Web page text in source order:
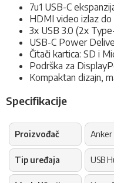
7u1 USB-C
HDMI video izlaz
3x USB 3.0 (2x
USB-C Power
Čitači kartica: SD i
Podrška za
Kompaktan dizajn,
Specifikacije
Proizvođač Anker
Tip uređaja USB